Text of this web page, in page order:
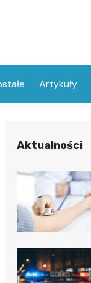
Artykuły
Aktualności